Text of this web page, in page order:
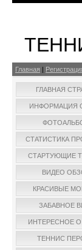
Главная |
ГЛАВНАЯ
ИНФОРМАЦИЯ
СТАТИСТИКА
СТАРТУЮЩИЕ
ВИДЕО
КРАСИВЫЕ
ЗАБАВНОЕ
ИНТЕРЕСНОЕ
ТЕННИС